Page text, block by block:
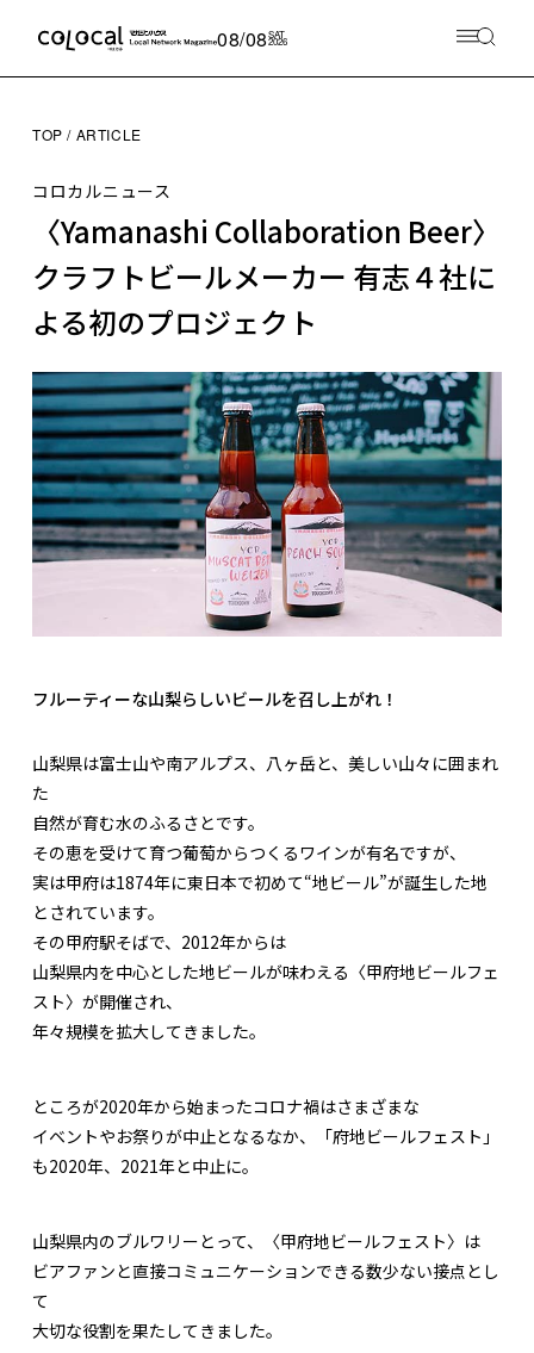
08/08SAT
2026
TOP ARTICLE
コロカルニュース
〈Yamanashi Collaboration Beer〉
クラフトビールメーカー 有志４社に
よる初のプロジェクト
フルーティーな山梨らしいビールを召し上がれ！
山梨県は富士山や南アルプス、八ヶ岳と、美しい山々に囲まれ
た
自然が育む水のふるさとです。
その恵を受けて育つ葡萄からつくるワインが有名ですが、
実は甲府は1874年に東日本で初めて“地ビール”が誕生した地
とされています。
その甲府駅そばで、2012年からは
山梨県内を中心とした地ビールが味わえる〈甲府地ビールフェ
スト〉が開催され、
年々規模を拡大してきました。
ところが2020年から始まったコロナ禍はさまざまな
イベントやお祭りが中止となるなか、「府地ビールフェスト」
も2020年、2021年と中止に。
山梨県内のブルワリーとって、〈甲府地ビールフェスト〉は
ビアファンと直接コミュニケーションできる数少ない接点とし
て
大切な役割を果たしてきました。